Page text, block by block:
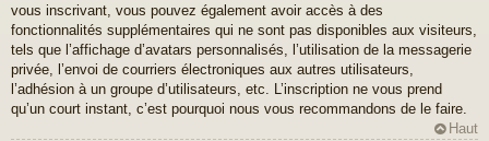
vous inscrivant, vous pouvez également avoir accès à des
fonctionnalités supplémentaires qui ne sont pas disponibles aux visiteurs,
tels que l’affichage d’avatars personnalisés, l’utilisation de la messagerie
privée, l’envoi de courriers électroniques aux autres utilisateurs,
l’adhésion à un groupe d’utilisateurs, etc. L’inscription ne vous prend
qu’un court instant, c’est pourquoi nous vous recommandons de le faire.
Haut